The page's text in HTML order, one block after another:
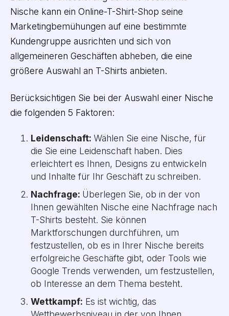
Nische kann ein Online-T-Shirt-Shop seine
Marketingbemühungen auf eine bestimmte
Kundengruppe ausrichten und sich von
allgemeineren Geschäften abheben, die eine
größere Auswahl an T-Shirts anbieten.
Berücksichtigen Sie bei der Auswahl einer Nische
die folgenden 5 Faktoren:
Leidenschaft: Wählen Sie eine Nische, für
die Sie eine Leidenschaft haben. Dies
erleichtert es Ihnen, Designs zu entwickeln
und Inhalte für Ihr Geschäft zu schreiben.
Nachfrage: Überlegen Sie, ob in der von
Ihnen gewählten Nische eine Nachfrage nach
T-Shirts besteht. Sie können
Marktforschungen durchführen, um
festzustellen, ob es in Ihrer Nische bereits
erfolgreiche Geschäfte gibt, oder Tools wie
Google Trends verwenden, um festzustellen,
ob Interesse an dem Thema besteht.
Wettkampf: Es ist wichtig, das